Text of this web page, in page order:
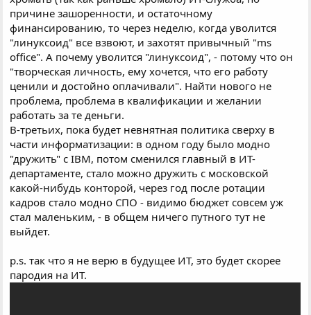
причине зашоренности, и остаточному
финансированию, то через неделю, когда уволится
"линуксоид" все взвоют, и захотят привычный "ms
office". А почему уволится "линуксоид", - потому что он
"творческая личность, ему хочется, что его работу
ценили и достойно оплачивали". Найти нового не
проблема, проблема в квалификации и желании
работать за те деньги.
В-третьих, пока будет невнятная политика сверху в
части информатизации: в одном году было модно
"дружить" с IBM, потом сменился главный в ИТ-
департаменте, стало можно дружить с московской
какой-нибудь конторой, через год после ротации
кадров стало модно СПО - видимо бюджет совсем уж
стал маленьким, - в общем ничего путного тут не
выйдет.
p.s. так что я не верю в будущее ИТ, это будет скорее
пародия на ИТ.